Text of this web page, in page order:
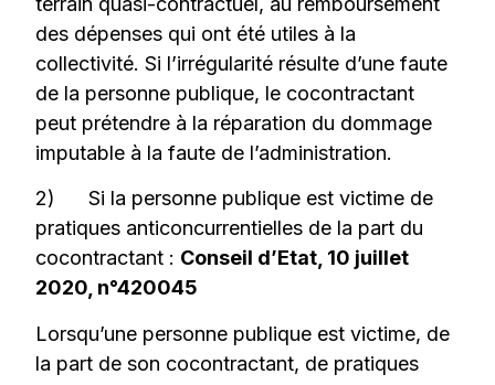
des dépenses qui ont été utiles à la
collectivité. Si l’irrégularité résulte d’une faute
de la personne publique, le cocontractant
peut prétendre à la réparation du dommage
imputable à la faute de l’administration.
2) Si la personne publique est victime de
pratiques anticoncurrentielles de la part du
cocontractant : Conseil d’Etat, 10 juillet
2020, n°420045
Lorsqu’une personne publique est victime, de
la part de son cocontractant, de pratiques